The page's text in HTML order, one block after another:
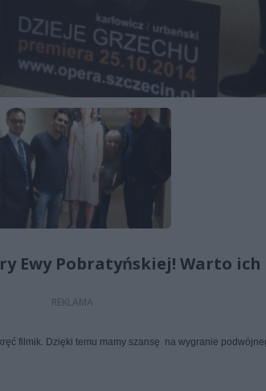
Ewy Pobratyńskiej! Warto ich
filmik. Dzięki temu mamy szansę na wygranie